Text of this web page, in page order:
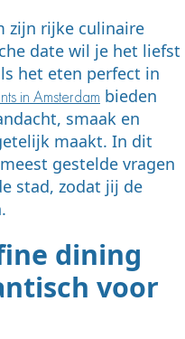
zijn rijke culinaire
date wil je het liefst
het eten perfect in
in Amsterdam bieden
smaak en
maakt. In dit
gestelde vragen
stad, zodat jij de
dining
voor